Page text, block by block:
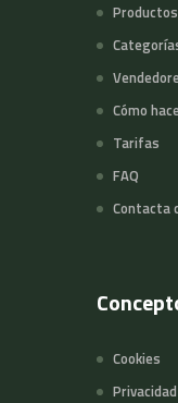
Productos
Cómo
Tarifas
FAQ
Contacta
Cookies
Privacidad